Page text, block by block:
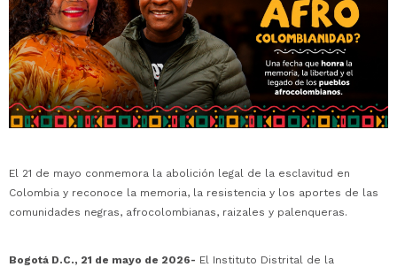
El 21 de mayo conmemora la abolición legal de la esclavitud en
Colombia y reconoce la memoria, la resistencia y los aportes de las
comunidades negras, afrocolombianas, raizales y palenqueras.
Bogotá D.C., 21 de mayo de 2026- El Instituto Distrital de la